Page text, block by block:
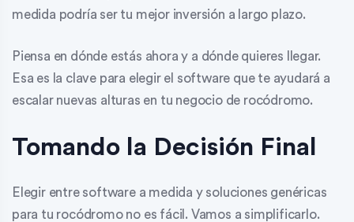
medida podría ser tu mejor inversión a largo plazo.
Piensa en dónde estás ahora y a dónde quieres llegar.
Esa es la clave para elegir el software que te ayudará a
escalar nuevas alturas en tu negocio de rocódromo.
Tomando la Decisión Final
Elegir entre software a medida y soluciones genéricas
para tu rocódromo no es fácil. Vamos a simplificarlo.